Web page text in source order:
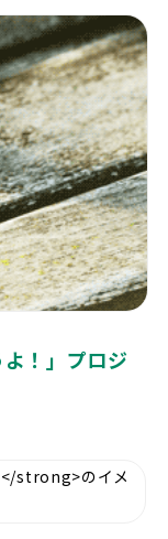
！」プロジ